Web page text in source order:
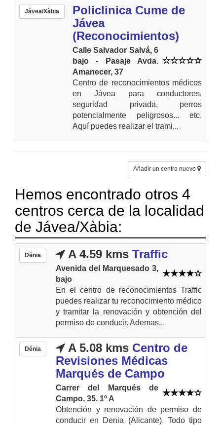
Jávea/Xàbia
Policlinica Cume de
Jávea
(Reconocimientos)
Calle Salvador Salvá, 6
bajo - Pasaje Avda.
Amanecer, 37
Centro de reconocimientos médicos
en Jávea para conductores,
seguridad privada, perros
potencialmente peligrosos... etc.
Aquí puedes realizar el trami...
Añadir un centro nuevo
Hemos encontrado otros 4
centros cerca de la localidad
de Jávea/Xàbia:
Dénia A 4.59 kms Traffic
Avenida del Marquesado 3,
bajo
En el centro de reconocimientos Traffic
puedes realizar tu reconocimiento médico
y tramitar la renovación y obtención del
permiso de conducir. Ademas...
Dénia A 5.08 kms Centro de
Revisiones Médicas
Marqués de Campo
Carrer del Marqués de
Campo, 35. 1º A
Obtención y renovación de permiso de
conducir en Denia (Alicante). Todo tipo